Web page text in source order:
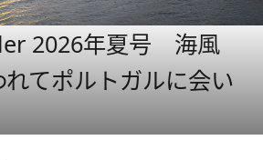
2026年夏号 海風
れてポルトガルに会い